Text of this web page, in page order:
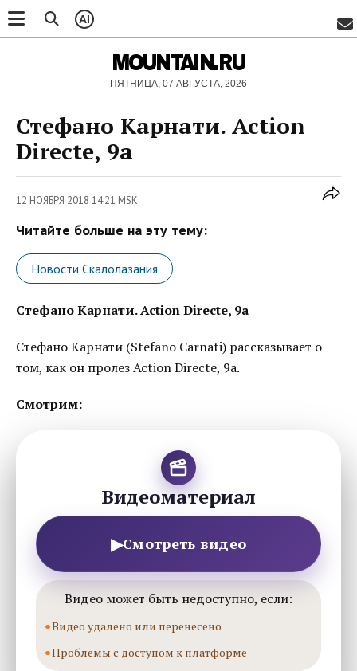
AI
MOUNTAIN.RU
ПЯТНИЦА, 07 АВГУСТА, 2026
Стефано Карнати. Action
Directe, 9a
12 НОЯБРЯ 2018 14:21 MSK
Читайте больше на эту тему:
Новости Скалолазания
Стефано Карнати. Action Directe, 9a
Стефано Карнати (Stefano Carnati) рассказывает о
том, как он пролез Action Directe, 9a.
Смотрим:
Видеоматериал
▶Смотреть видео
Видео может быть недоступно, если:
Видео удалено или перенесено
Проблемы с доступом к платформе